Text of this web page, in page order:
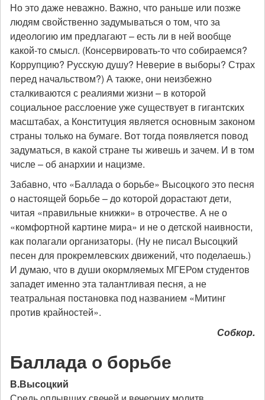
Но это даже неважно. Важно, что раньше или позже
людям свойственно задумываться о том, что за
идеологию им предлагают – есть ли в ней вообще
какой-то смысл. (Консервировать-то что собираемся?
Коррупцию? Русскую душу? Неверие в выборы? Страх
перед начальством?) А также, они неизбежно
сталкиваются с реалиями жизни – в которой
социальное расслоение уже существует в гигантских
масштабах, а Конституция является основным законом
страны только на бумаге. Вот тогда появляется повод
задуматься, в какой стране ты живешь и зачем. И в том
числе – об анархии и нацизме.
Забавно, что «Баллада о борьбе» Высоцкого это песня
о настоящей борьбе – до которой дорастают дети,
читая «правильные книжки» в отрочестве. А не о
«комфортной картине мира» и не о детской наивности,
как полагали организаторы. (Ну не писал Высоцкий
песен для прокремлевских движений, что поделаешь.)
И думаю, что в души окормляемых МГЕРом студентов
западет именно эта талантливая песня, а не
театральная постановка под названием «Митинг
против крайностей».
Собкор.
Баллада о борьбе
В.Высоцкий